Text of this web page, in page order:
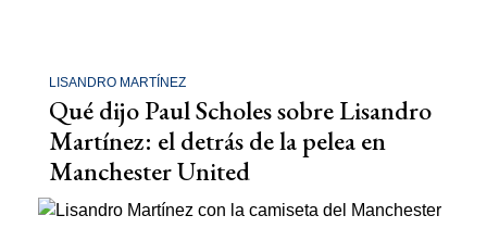
LISANDRO MARTÍNEZ
Qué dijo Paul Scholes sobre Lisandro
Martínez: el detrás de la pelea en
Manchester United